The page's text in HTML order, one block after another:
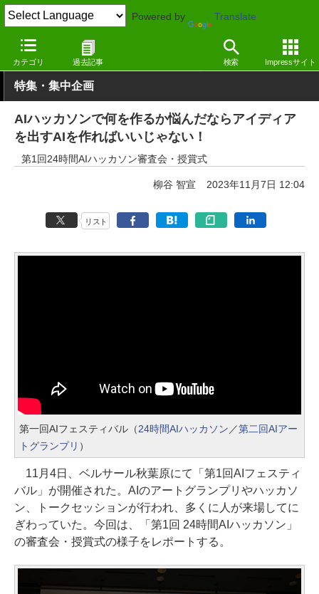
Powered by Translate
カテゴリ 過去記事 検索 Impressサイト
窓の杜 ジェネレーティブAI
特集・集中企画
AIハッカソンで何を作るか悩んだならアイディア
を出すAIを作ればいいじゃない！
第1回24時間AIハッカソン審査会・授賞式
柳谷 智宣 2023年11月7日 12:04
リスト
第一回AIフェスティバル（24時間AIハッカソン ／第二回AIアー
トグランプリ ）
11月4日、ベルサール秋葉原にて「第1回AIフェスティ
バル」が開催された。AIのアートグランプリやハッカソ
ン、トークセッションが行われ、多くに人が来場してに
ぎわっていた。今回は、「第1回 24時間AIハッカソン」
の審査会・授賞式の様子をレポートする。